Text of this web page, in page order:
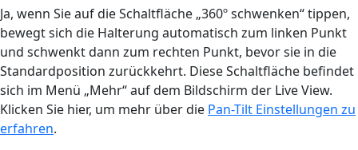
Ja, wenn Sie auf die Schaltfläche „360º schwenken“ tippen,
bewegt sich die Halterung automatisch zum linken Punkt
und schwenkt dann zum rechten Punkt, bevor sie in die
Standardposition zurückkehrt. Diese Schaltfläche befindet
sich im Menü „Mehr“ auf dem Bildschirm der Live View.
Klicken Sie hier, um mehr über die Pan-Tilt Einstellungen zu
erfahren.